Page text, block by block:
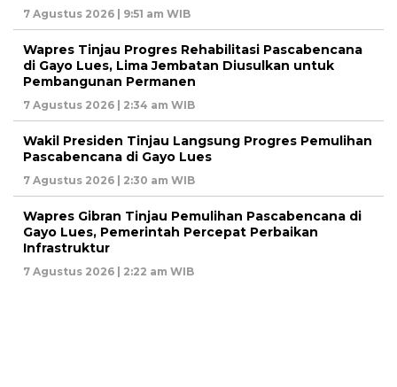
7 Agustus 2026 | 9:51 am WIB
Wapres Tinjau Progres Rehabilitasi Pascabencana
di Gayo Lues, Lima Jembatan Diusulkan untuk
Pembangunan Permanen
7 Agustus 2026 | 2:34 am WIB
Wakil Presiden Tinjau Langsung Progres Pemulihan
Pascabencana di Gayo Lues
7 Agustus 2026 | 2:30 am WIB
Wapres Gibran Tinjau Pemulihan Pascabencana di
Gayo Lues, Pemerintah Percepat Perbaikan
Infrastruktur
7 Agustus 2026 | 2:22 am WIB